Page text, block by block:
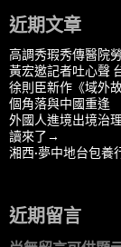
近期文章
高調秀瑕秀傳醫院
黃宏邀記者吐心聲
徐則臣新作《域外
個角落與中國重逢
外國人進境出境治
讀來了→
湘西·夢中地台包養
近期留言